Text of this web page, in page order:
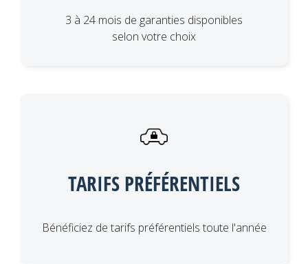
3 à 24 mois de garanties disponibles
selon votre choix
TARIFS PRÉFÉRENTIELS
Bénéficiez de tarifs préférentiels toute l'année